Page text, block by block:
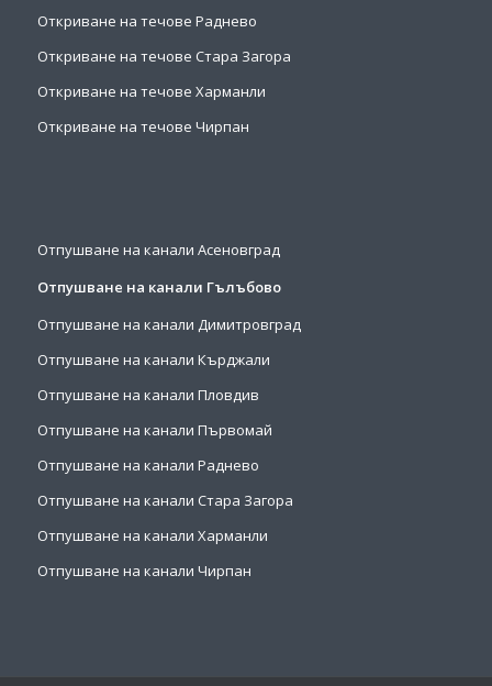
Откриване на течове Раднево
Откриване на течове Стара Загора
Откриване на течове Харманли
Откриване на течове Чирпан
Отпушване на канали Асеновград
Отпушване на канали Гълъбово
Отпушване на канали Димитровград
Отпушване на канали Кърджали
Отпушване на канали Пловдив
Отпушване на канали Първомай
Отпушване на канали Раднево
Отпушване на канали Стара Загора
Отпушване на канали Харманли
Отпушване на канали Чирпан